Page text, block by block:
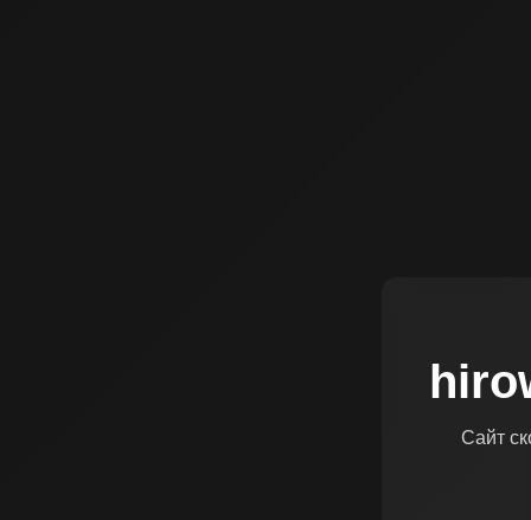
Сайт